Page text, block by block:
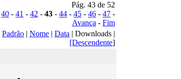
Pág. 43 de 52
40 - 41 - 42 - 43 - 44 - 45 - 46 - 47 -
Avança - Fim
Padrão | Nome | Data | Downloads |
[Descendente]